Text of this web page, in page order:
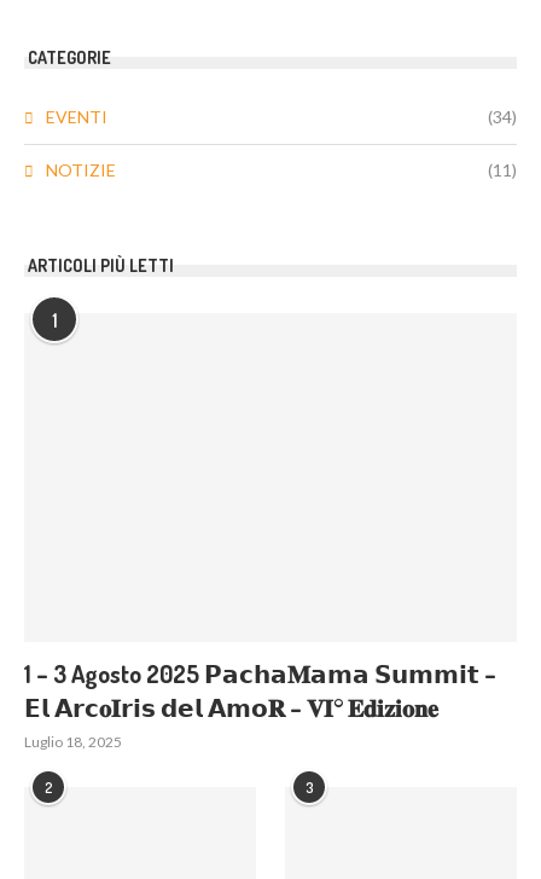
CATEGORIE
EVENTI (34)
NOTIZIE (11)
ARTICOLI PIÙ LETTI
1
1 – 3 Agosto 2025 𝗣𝗮𝗰𝗵𝗮𝐌𝗮𝗺𝗮 𝗦𝘂𝗺𝗺𝗶𝘁 –
𝗘𝗹 𝗔𝗿𝗰𝐨𝐈𝗿𝗶𝘀 𝗱𝗲𝗹 𝗔𝗺𝗼𝐑 – 𝐕𝐈° 𝐄𝐝𝐢𝐳𝐢𝐨𝐧𝐞
Luglio 18, 2025
2 3